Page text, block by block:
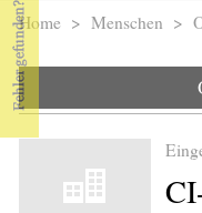
Sie sind hier
Home > Menschen >